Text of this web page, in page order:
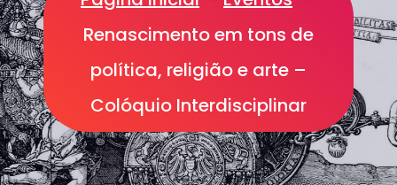
Renascimento em tons de
política, religião e arte –
Colóquio Interdisciplinar